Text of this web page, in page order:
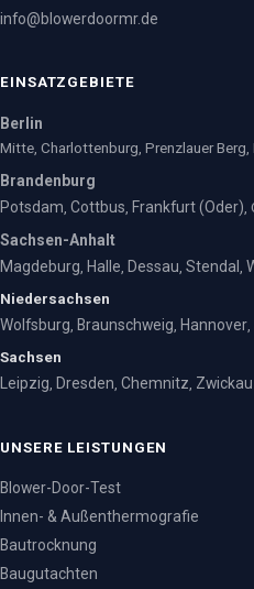
info@blowerdoormr.de
EINSATZGEBIETE
Berlin
Mitte, Charlottenburg, Prenzlauer Berg,
Brandenburg
Potsdam, Cottbus, Frankfurt (Oder),
Sachsen-Anhalt
Magdeburg, Halle, Dessau, Stendal ,
Niedersachsen
Wolfsburg Braunschweig Hannover
Sachsen
Leipzig Dresden Chemnitz Zwickau
UNSERE LEISTUNGEN
Blower-Door-Test
Innen- & Außenthermografie
Bautrocknung
Baugutachten